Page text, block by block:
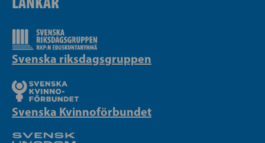
Svenska riksdagsgruppen
Svenska Kvinnoförbundet